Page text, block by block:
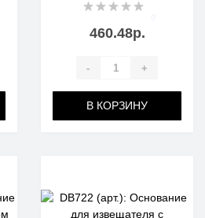
460.48р.
- +
В КОРЗИНУ